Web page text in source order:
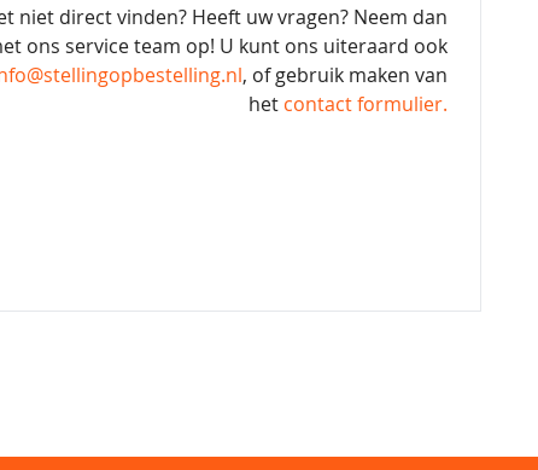
niet direct vinden? Heeft uw vragen? Neem dan
ons service team op! U kunt ons uiteraard ook
, of gebruik maken van
het contact formulier.